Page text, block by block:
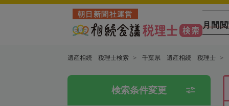
朝日新聞社運営
月間
遺産相続 税理士検索 千葉県 遺産相続 税理士
検索条件変更